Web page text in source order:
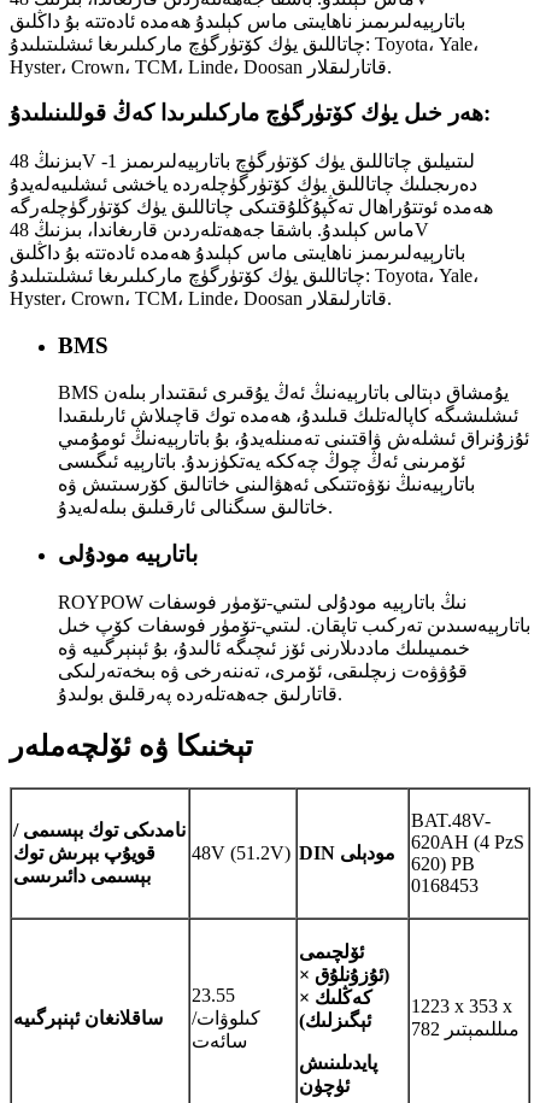
باتارېيەلىرىمىز ناھايىتى ماس كېلىدۇ ھەمدە ئادەتتە بۇ داڭلىق
چاتاللىق يۈك كۆتۈرگۈچ ماركىلىرىغا ئىشلىتىلىدۇ: Toyota، Yale،
Hyster، Crown، TCM، Linde، Doosan قاتارلىقلار.
ھەر خىل يۈك كۆتۈرگۈچ ماركىلىرىدا كەڭ قوللىنىلىدۇ:
بىزنىڭ 48V لىتىيلىق چاتاللىق يۈك كۆتۈرگۈچ باتارېيەلىرىمىز 1-
دەرىجىلىك چاتاللىق يۈك كۆتۈرگۈچلەردە ياخشى ئىشلىيەلەيدۇ
ھەمدە ئوتتۇراھال تەڭپۇڭلۇقتىكى چاتاللىق يۈك كۆتۈرگۈچلەرگە
ماس كېلىدۇ. باشقا جەھەتلەردىن قارىغاندا، بىزنىڭ 48V
باتارېيەلىرىمىز ناھايىتى ماس كېلىدۇ ھەمدە ئادەتتە بۇ داڭلىق
چاتاللىق يۈك كۆتۈرگۈچ ماركىلىرىغا ئىشلىتىلىدۇ: Toyota، Yale،
Hyster، Crown، TCM، Linde، Doosan قاتارلىقلار.
BMS
BMS يۇمشاق دېتالى باتارېيەنىڭ ئەڭ يۇقىرى ئىقتىدار بىلەن
ئىشلىشىگە كاپالەتلىك قىلىدۇ، ھەمدە توك قاچىلاش ئارىلىقىدا
ئۇزۇنراق ئىشلەش ۋاقتىنى تەمىنلەيدۇ، بۇ باتارېيەنىڭ ئومۇمىي
ئۆمرىنى ئەڭ چوڭ چەككە يەتكۈزىدۇ. باتارېيە ئىگىسى
باتارېيەنىڭ نۆۋەتتىكى ئەھۋالىنى خاتالىق كۆرسىتىش ۋە
خاتالىق سىگنالى ئارقىلىق بىلەلەيدۇ.
باتارېيە مودۇلى
ROYPOW نىڭ باتارېيە مودۇلى لىتىي-تۆمۈر فوسفات
باتارېيەسىدىن تەركىب تاپقان. لىتىي-تۆمۈر فوسفات كۆپ خىل
خىمىيىلىك ماددىلارنى ئۆز ئىچىگە ئالىدۇ، بۇ ئېنېرگىيە ۋە
قۇۋۋەت زىچلىقى، ئۆمرى، تەننەرخى ۋە بىخەتەرلىكى
قاتارلىق جەھەتلەردە پەرقلىق بولىدۇ.
تېخنىكا ۋە ئۆلچەملەر
نامدىكى توك بېسىمى /
قويۇپ بېرىش توك
بېسىمى دائىرىسى
48V (51.2V) DIN مودېلى
BAT.48V-
620AH (4 PzS
620) PB
0168453
ساقلانغان ئېنېرگىيە
23.55
كىلوۋات/
سائەت
ئۆلچىمى
(ئۇزۇنلۇق ×
كەڭلىك ×
ئېگىزلىك)
پايدىلىنىش
ئۈچۈن
1223 x 353 x
782 مىللىمېتىر